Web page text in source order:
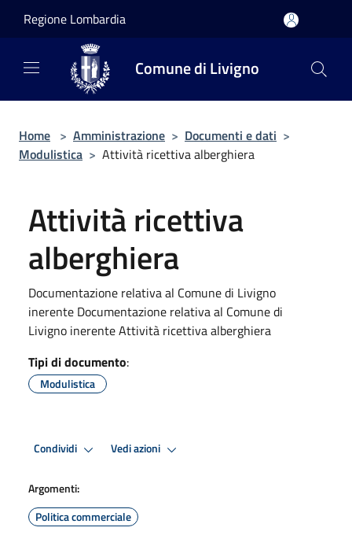
Regione Lombardia
Comune di Livigno
Home > Amministrazione > Documenti e dati >
Modulistica > Attività ricettiva alberghiera
Attività ricettiva
alberghiera
Documentazione relativa al Comune di Livigno
inerente Documentazione relativa al Comune di
Livigno inerente Attività ricettiva alberghiera
Tipi di documento:
Modulistica
Condividi Vedi azioni
Argomenti:
Politica commerciale